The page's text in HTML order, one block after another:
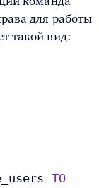
для работы
такой вид:
TO